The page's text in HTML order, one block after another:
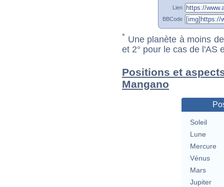
Lien
BBCode
* Une planète à moins
et 2° pour le cas de l'AS
Positions et
Mangano
Soleil
Lune
Mercure
Vénus
Mars
Jupiter